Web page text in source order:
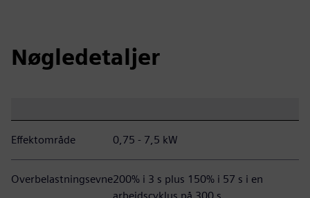
Nøgledetaljer
Effektområde 0,75 - 7,5 kW
Overbelastningsevne200% i 3 s plus 150% i 57 s i en